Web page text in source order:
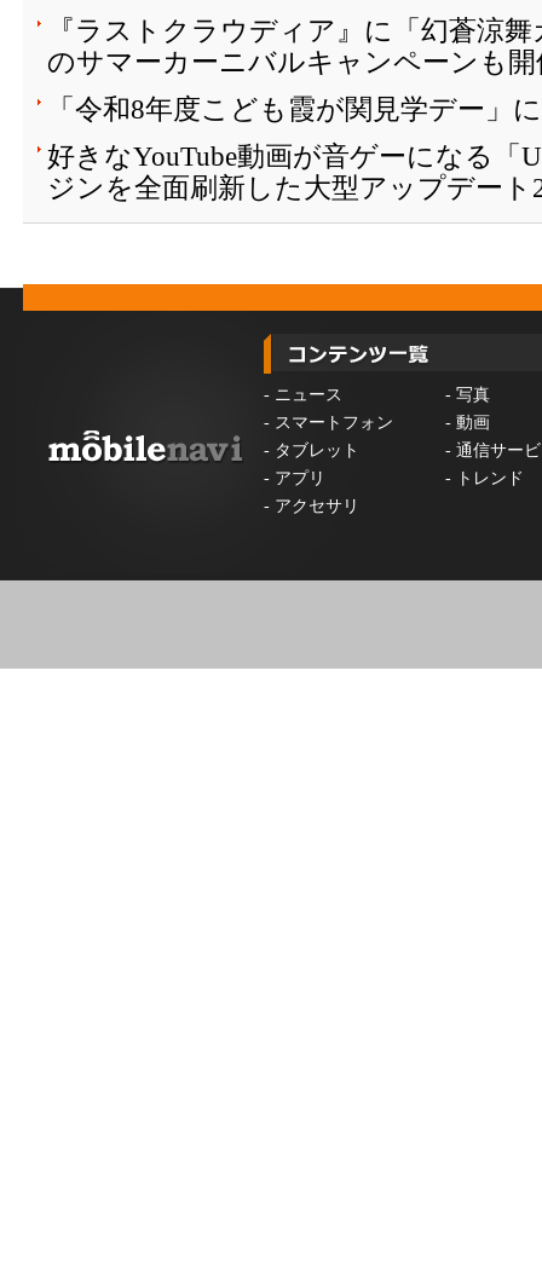
『ラストクラウディア』に「幻蒼涼
のサマーカーニバルキャンペーンも
「令和8年度こども霞が関見学デー」
好きなYouTube動画が音ゲーになる「
ジンを全面刷新した大型アップデート
- ニュース - 写真
- スマートフォン - 動画
- タブレット - 通信サー
- アプリ -
トレンド
- アクセサリ